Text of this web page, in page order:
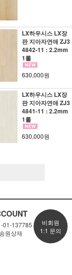
LX하우시스 LX장
판 지아자연애 ZJ3
4842-11 : 2.2mm
1롤
630,000원
LX하우시스 LX장
판 지아자연애 ZJ3
4841-11 : 2.2mm
1롤
630,000원
01-137785
원상재
비회원
1:1 문의